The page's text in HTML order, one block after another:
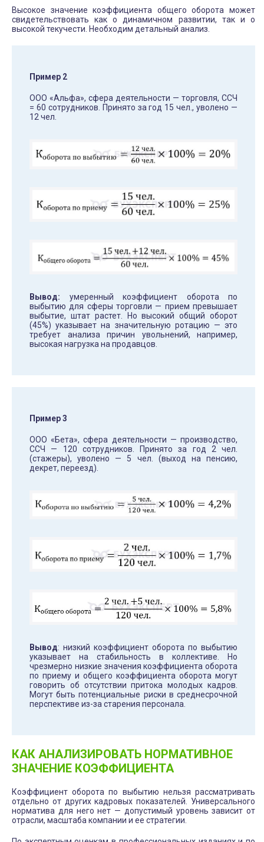
Высокое значение коэффициента общего оборота может
свидетельствовать как о динамичном развитии, так и о
высокой текучести. Необходим детальный анализ.
Пример 2
ООО «Альфа», сфера деятельности — торговля, ССЧ
= 60 сотрудников. Принято за год 15 чел., уволено —
12 чел.
Вывод: умеренный коэффициент оборота по
выбытию для сферы торговли — прием превышает
выбытие, штат растет. Но высокий общий оборот
(45%) указывает на значительную ротацию — это
требует анализа причин увольнений, например,
высокая нагрузка на продавцов.
Пример 3
ООО «Бета», сфера деятельности — производство,
ССЧ — 120 сотрудников. Принято за год 2 чел.
(стажеры), уволено — 5 чел. (выход на пенсию,
декрет, переезд).
Вывод: низкий коэффициент оборота по выбытию
указывает на стабильность в коллективе. Но
чрезмерно низкие значения коэффициента оборота
по приему и общего коэффициента оборота могут
говорить об отсутствии притока молодых кадров.
Могут быть потенциальные риски в среднесрочной
перспективе из-за старения персонала.
КАК АНАЛИЗИРОВАТЬ НОРМАТИВНОЕ
ЗНАЧЕНИЕ КОЭФФИЦИЕНТА
Коэффициент оборота по выбытию нельзя рассматривать
отдельно от других кадровых показателей. Универсального
норматива для него нет — допустимый уровень зависит от
отрасли, масштаба компании и ее стратегии.